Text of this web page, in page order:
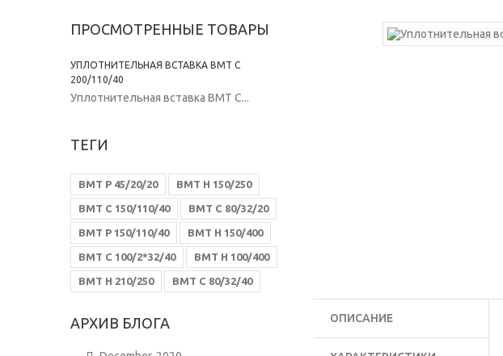
ОПИСАНИЕ
ПРОСМОТРЕННЫЕ ТОВАРЫ
УПЛОТНИТЕЛЬНАЯ ВСТАВКА ВМТ С
200/110/40
Уплотнительная вставка ВМТ С...
ТЕГИ
ВМТ Р 45/20/20 ВМТ Н 150/250
ВМТ С 150/110/40 ВМТ С 80/32/20
ВМТ Р 150/110/40 ВМТ Н 150/400
ВМТ С 100/2*32/40 ВМТ Н 100/400
ВМТ Н 210/250 ВМТ С 80/32/40
АРХИВ БЛОГА